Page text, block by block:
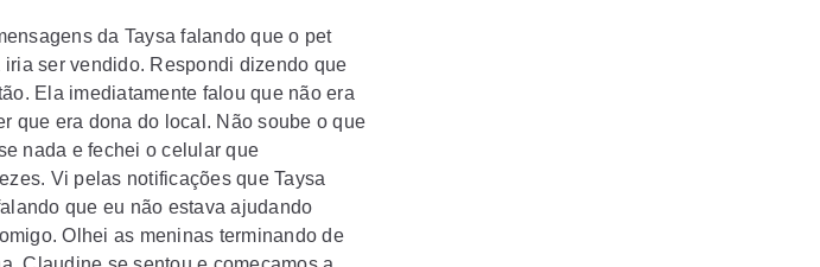
da Taysa falando que o pet
ser vendido. Respondi dizendo que
Ela imediatamente falou que não era
que era dona do local. Não soube o que
nada e fechei o celular que
Vi pelas notificações que Taysa
que eu não estava ajudando
Olhei as meninas terminando de